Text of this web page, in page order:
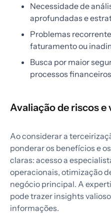
Necessidade de
aprofundadas e
Problemas
faturamento ou
Busca por maior
processos
Avaliação de riscos e
Ao considerar a
ponderar os benefícios e
claras: acesso a
operacionais, otimização
negócio principal. A
pode trazer insights
informações.